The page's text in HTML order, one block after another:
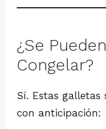
¿Se
Congelar?
Sí. Estas
con anticipación: